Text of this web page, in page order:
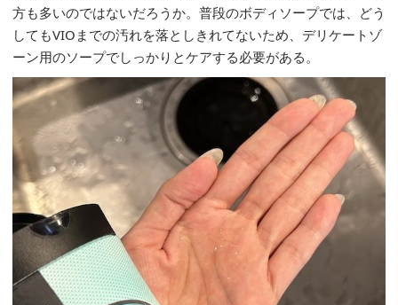
方も多いのではないだろうか。普段のボディソープでは、どう
してもVIOまでの汚れを落としきれてないため、デリケートゾ
ーン用のソープでしっかりとケアする必要がある。